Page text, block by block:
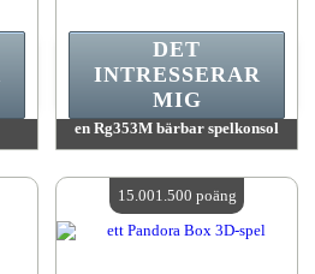
en Rg353M bärbar spelkonsol
Antal tillgängliga:4
DET
INTRESSERAR
MIG
15.001.500 poäng